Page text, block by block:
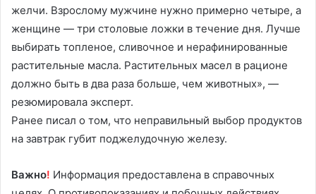
желчи. Взрослому мужчине нужно примерно четыре, а
женщине — три столовые ложки в течение дня. Лучше
выбирать топленое, сливочное и нерафинированные
растительные масла. Растительных масел в рационе
должно быть в два раза больше, чем животных», —
резюмировала эксперт.
Ранее писал о том, что неправильный выбор продуктов
на завтрак губит поджелудочную железу.
Важно! Информация предоставлена в справочных